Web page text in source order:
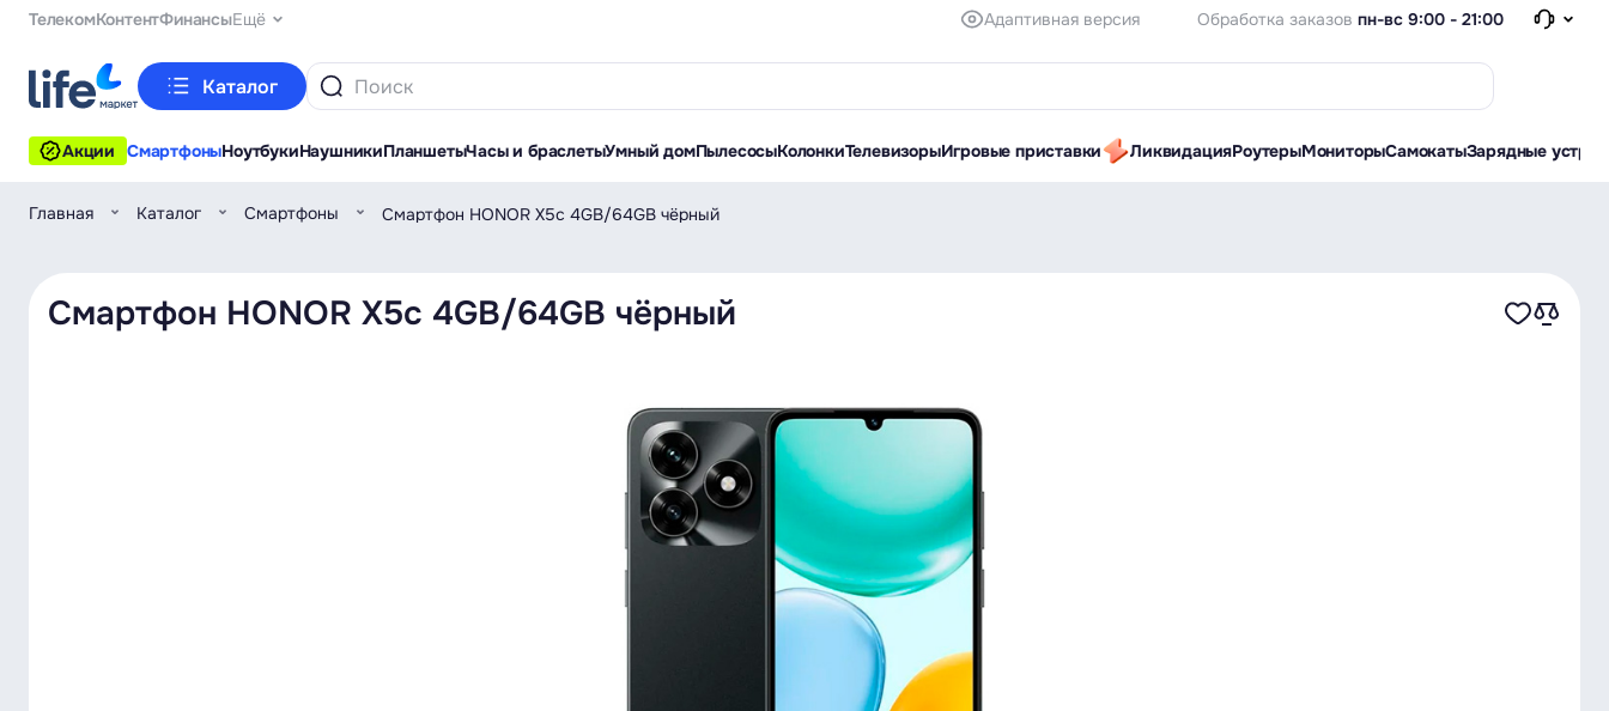
ТелекомКонтентФинансыЕщё Адаптивная версия Обработка заказов пн-вс 9:00 - 21:00
Каталог
Акции СмартфоныНоутбукиНаушникиПланшетыЧасы и браслетыУмный домПылесосыКолонкиТелевизорыИгровые приставки ЛиквидацияРоутерыМониторыСамокатыЗарядные
Главная Каталог Смартфоны Смартфон HONOR X5c 4GB/64GB чёрный
Смартфон HONOR X5c 4GB/64GB чёрный